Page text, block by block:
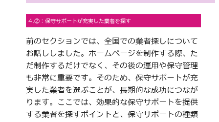
4.②：保守サポートが充実した業者を探す
前のセクションでは、全国での業者探しについて
お話ししました。ホームページを制作する際、た
だ制作するだけでなく、その後の運用や保守管理
も非常に重要です。そのため、保守サポートが充
実した業者を選ぶことが、長期的な成功につなが
ります。ここでは、効果的な保守サポートを提供
する業者を探すポイントと、保守サポートの種類